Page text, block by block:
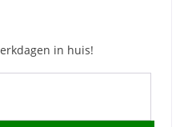
in huis!